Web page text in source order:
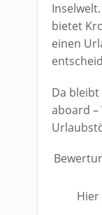
bietet
einen
Da bleibt
aboard –
Hier